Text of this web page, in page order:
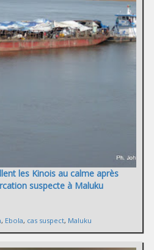
les Kinois au calme après
suspecte à Maluku
, Ebola, cas suspect, Maluku